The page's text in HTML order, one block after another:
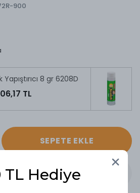
900
8 gr 6208D
TL
SEPETE EKLE
TL Hediye